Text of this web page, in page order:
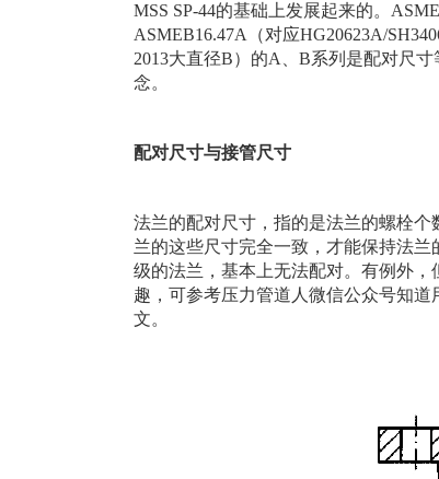
MSS SP-44的基础上发展起来的。
ASMEB16.47A（对应HG20623A/
2013大直径B）的A、B系列是配对尺
念。
配对尺寸与接管尺寸
法兰的配对尺寸，指的是法兰的螺栓
兰的这些尺寸完全一致，才能保持法
级的法兰，基本上无法配对。有例外
趣，可参考压力管道人微信公众号知
文。